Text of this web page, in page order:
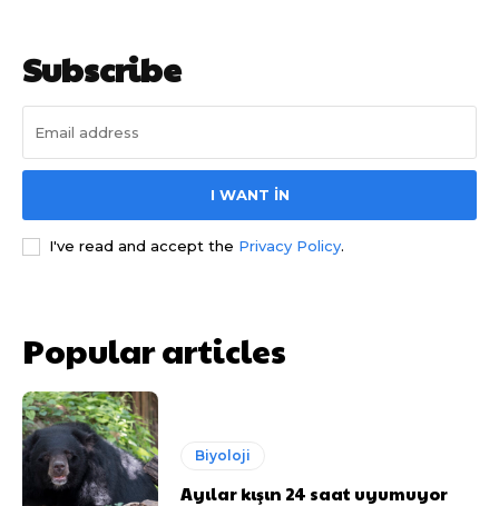
Subscribe
I WANT IN
I've read and accept the Privacy Policy.
Popular articles
Biyoloji
Ayılar kışın 24 saat uyumuyor